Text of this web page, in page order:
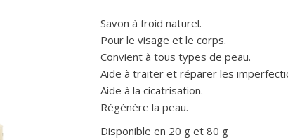
Savon à froid naturel.
Pour le visage et le corps.
Convient à tous types de peau.
Aide à traiter et réparer les
Aide à la cicatrisation.
Régénère la peau.
Disponible en 20 g et 80 g